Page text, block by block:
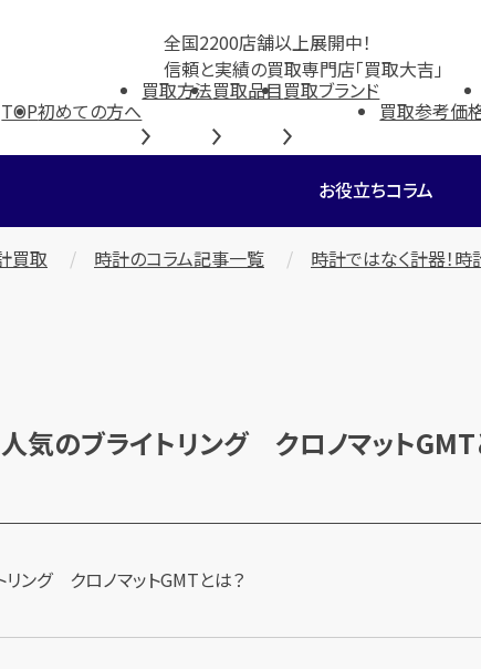
全国2200店舗以上展開中！
信頼と実績の買取専門店「買取大吉」
TOP初めての方へ
買取方法買取品目買取ブランド
買取参考価
お役立ちコラム
買取 時計のコラム記事一覧 時計ではなく計器！
気のブライトリング クロノマットGMT